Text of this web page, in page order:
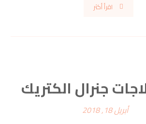
اقرأ أكثر
جنرال الكتريك
أبريل 18, 2018